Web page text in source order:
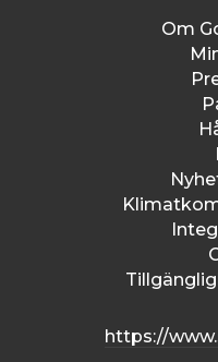
Om
https://